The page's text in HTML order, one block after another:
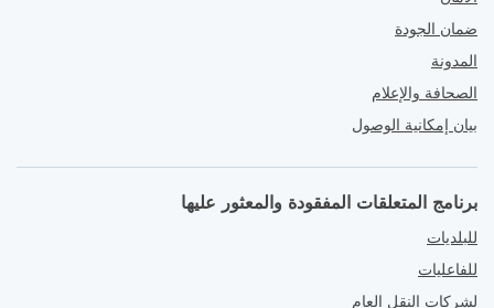
ضمان الجودة
المدونة
الصحافة والإعلام
بيان إمكانية الوصول
برنامج المتعلقات المفقودة والمعثور عليها
للبلديات
للفاعليات
لشركات النقل العام